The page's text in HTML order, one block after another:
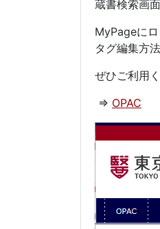
蔵書検索画
MyPageに
タグ編集方
ぜひご利用く
⇒ OPAC